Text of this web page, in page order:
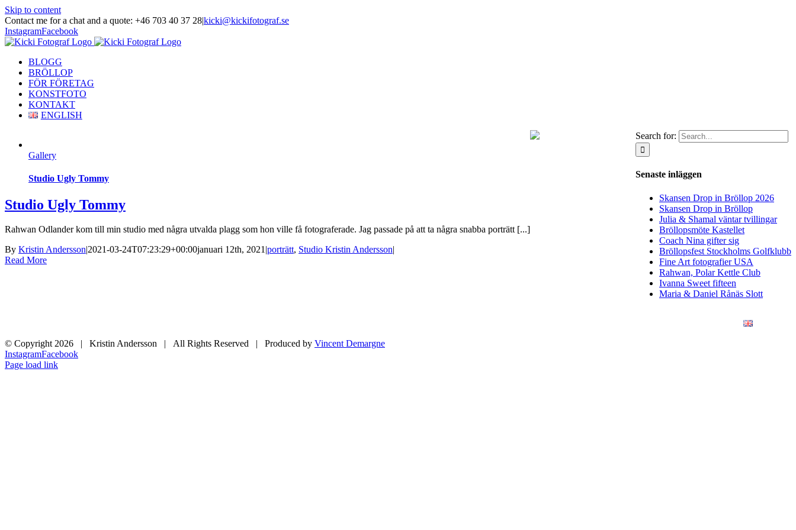
Skip to content
Contact me for a chat and a quote: +46 703 40 37 28|kicki@kickifotograf.se
InstagramFacebook
BLOGG
BRÖLLOP
FÖR FÖRETAG
KONSTFOTO
KONTAKT
ENGLISH
Gallery
Studio Ugly Tommy
Studio Ugly Tommy
Rahwan Odlander kom till min studio med några utvalda plagg som hon ville få fotograferade. Jag passade på att ta några snabba porträtt [...]
By Kristin Andersson|2021-03-24T07:23:29+00:00januari 12th, 2021|porträtt, Studio Kristin Andersson|
Read More
Search for:
Senaste inläggen
Skansen Drop in Bröllop 2026
Skansen Drop in Bröllop
Julia & Shamal väntar tvillingar
Bröllopsmöte Kastellet
Coach Nina gifter sig
Bröllopsfest Stockholms Golfklubb
Fine Art fotografier USA
Rahwan, Polar Kettle Club
Ivanna Sweet fifteen
Maria & Daniel Rånäs Slott
© Copyright 2026 | Kristin Andersson | All Rights Reserved | Produced by Vincent Demargne
InstagramFacebook
Page load link